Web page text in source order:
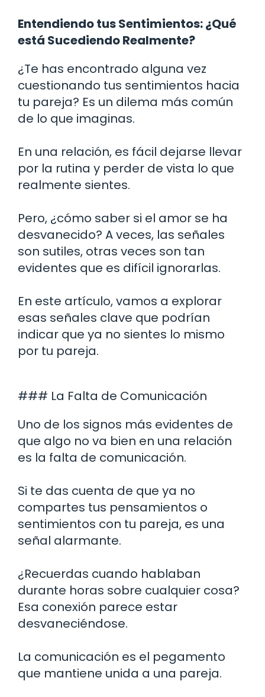
Entendiendo tus Sentimientos: ¿Qué
está Sucediendo Realmente?
¿Te has encontrado alguna vez
cuestionando tus sentimientos hacia
tu pareja? Es un dilema más común
de lo que imaginas.
En una relación, es fácil dejarse llevar
por la rutina y perder de vista lo que
realmente sientes.
Pero, ¿cómo saber si el amor se ha
desvanecido? A veces, las señales
son sutiles, otras veces son tan
evidentes que es difícil ignorarlas.
En este artículo, vamos a explorar
esas señales clave que podrían
indicar que ya no sientes lo mismo
por tu pareja.
### La Falta de Comunicación
Uno de los signos más evidentes de
que algo no va bien en una relación
es la falta de comunicación.
Si te das cuenta de que ya no
compartes tus pensamientos o
sentimientos con tu pareja, es una
señal alarmante.
¿Recuerdas cuando hablaban
durante horas sobre cualquier cosa?
Esa conexión parece estar
desvaneciéndose.
La comunicación es el pegamento
que mantiene unida a una pareja.